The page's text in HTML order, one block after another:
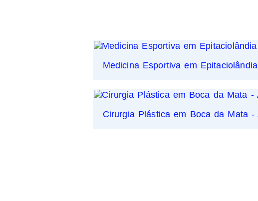
Medicina Esportiva em
Cirurgia Plástica em Boca da Mata -